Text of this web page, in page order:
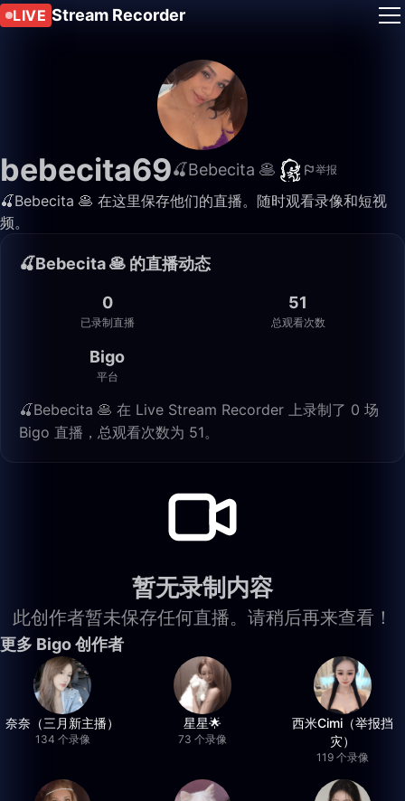
LIVE Stream Recorder
bebecita69🍒Bebecita 🥞 举报
🍒Bebecita 🥞 在这里保存他们的直播。随时观看录像和短视
频。
🍒Bebecita 🥞 的直播动态
0
已录制直播
51
总观看次数
Bigo
平台
🍒Bebecita 🥞 在 Live Stream Recorder 上录制了 0 场
Bigo 直播，总观看次数为 51。
暂无录制内容
此创作者暂未保存任何直播。请稍后再来查看！
更多 Bigo 创作者
奈奈（三月新主播）
134 个录像
星星🌟
73 个录像
西米Cimi（举报挡
灾）
119 个录像